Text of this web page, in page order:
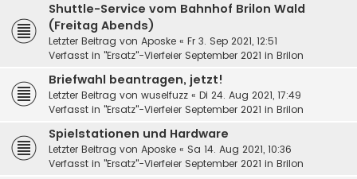
Shuttle-Service vom Bahnhof Brilon Wald
(Freitag Abends)
Letzter Beitrag von Aposke « Fr 3. Sep 2021, 12:51
Verfasst in "Ersatz"-Vierfeier September 2021 in Brilon
Briefwahl beantragen, jetzt!
Letzter Beitrag von wuselfuzz « Di 24. Aug 2021, 17:49
Verfasst in "Ersatz"-Vierfeier September 2021 in Brilon
Spielstationen und Hardware
Letzter Beitrag von Aposke « Sa 14. Aug 2021, 10:36
Verfasst in "Ersatz"-Vierfeier September 2021 in Brilon